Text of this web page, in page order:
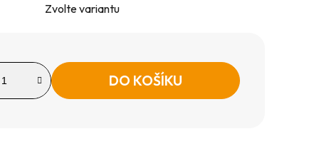
Zvolte variantu
DO KOŠÍKU